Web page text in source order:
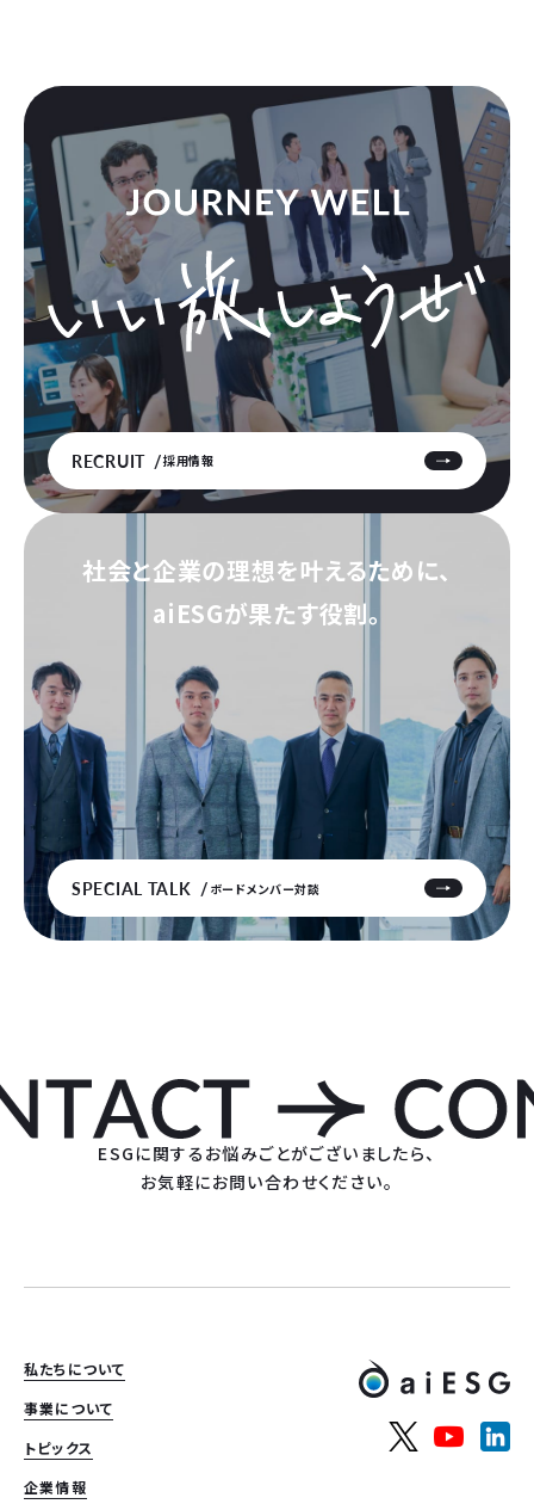
RECRUIT 採用情報
社会と企業の理想を叶えるために、
aiESGが果たす役割。
SPECIAL TALK ボードメンバー対談
ESGに関するお悩みごとがございましたら、
お気軽にお問い合わせください。
私たちについて
事業について
トピックス
企業情報